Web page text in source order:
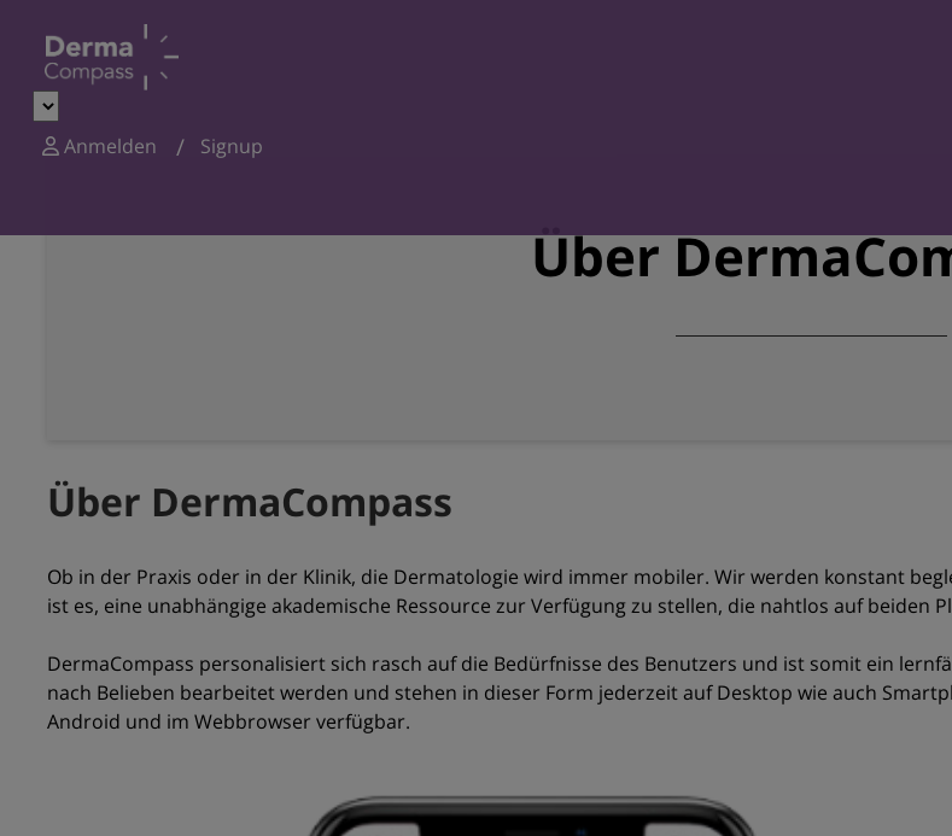
Anmelden
Signup
Über
Über DermaCompass
Ob in der Praxis oder in der Klinik, die Dermatologie wird immer mobiler. Wir werden konstant
ist es, eine unabhängige akademische Ressource zur Verfügung zu stellen, die nahtlos auf beiden
DermaCompass personalisiert sich rasch auf die Bedürfnisse des Benutzers und ist somit ein
nach Belieben bearbeitet werden und stehen in dieser Form jederzeit auf Desktop wie auch
Android und im Webbrowser verfügbar.